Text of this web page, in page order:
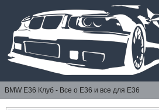
BMW E36 Клуб - Все о Е36 и все для Е36